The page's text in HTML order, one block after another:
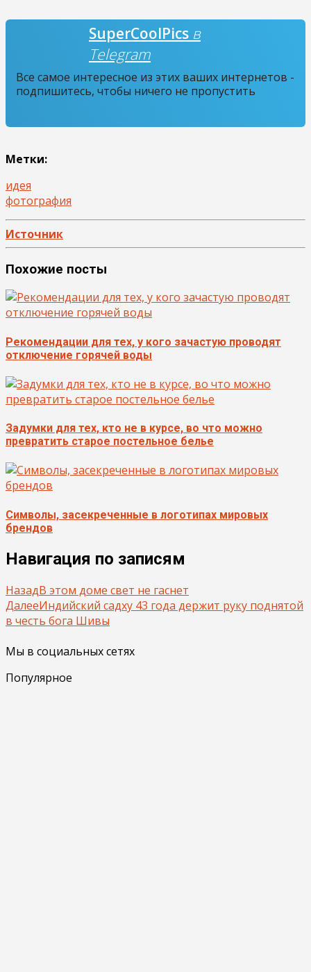
SuperCoolPics в
Telegram
Все самое интересное из этих ваших интернетов -
подпишитесь, чтобы ничего не пропустить
Метки:
идея
фотография
Источник
Похожие посты
Рекомендации для тех, у кого зачастую проводят
отключение горячей воды
Задумки для тех, кто не в курсе, во что можно
превратить старое постельное белье
Символы, засекреченные в логотипах мировых
брендов
Навигация по записям
НазадВ этом доме свет не гаснет
ДалееИндийский садху 43 года держит руку поднятой
в честь бога Шивы
Мы в социальных сетях
Популярное